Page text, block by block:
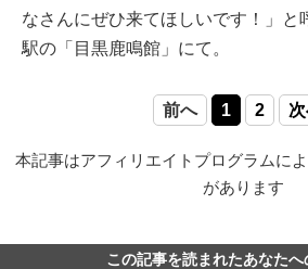
なさんにぜひ来てほしいです！」と
駅の「目黒鹿鳴館」にて。
前へ 1 2
本記事はアフィリエイトプログラムに
があります
この記事を読まれたあなたへ